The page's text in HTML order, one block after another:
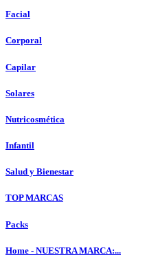
Facial
Corporal
Capilar
Solares
Nutricosmética
Infantil
Salud y Bienestar
TOP MARCAS
Packs
Home - NUESTRA MARCA:...